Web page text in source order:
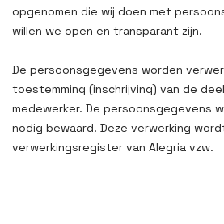
opgenomen die wij doen met
willen we open en transparant zijn.
De persoonsgegevens worden
toestemming (inschrijving) van de
medewerker. De persoonsgegevens
nodig bewaard. Deze verwerking
verwerkingsregister van Alegria vzw.